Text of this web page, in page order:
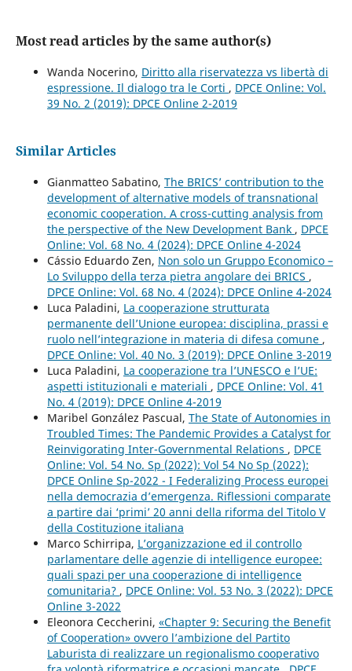
Most read articles by the same author(s)
Wanda Nocerino, Diritto alla riservatezza vs libertà di
espressione. Il dialogo tra le Corti , DPCE Online: Vol.
39 No. 2 (2019): DPCE Online 2-2019
Similar Articles
Gianmatteo Sabatino, The BRICS’ contribution to the
development of alternative models of transnational
economic cooperation. A cross-cutting analysis from
the perspective of the New Development Bank , DPCE
Online: Vol. 68 No. 4 (2024): DPCE Online 4-2024
Cássio Eduardo Zen, Non solo un Gruppo Economico –
Lo Sviluppo della terza pietra angolare dei BRICS ,
DPCE Online: Vol. 68 No. 4 (2024): DPCE Online 4-2024
Luca Paladini, La cooperazione strutturata
permanente dell’Unione europea: disciplina, prassi e
ruolo nell’integrazione in materia di difesa comune ,
DPCE Online: Vol. 40 No. 3 (2019): DPCE Online 3-2019
Luca Paladini, La cooperazione tra l’UNESCO e l’UE:
aspetti istituzionali e materiali , DPCE Online: Vol. 41
No. 4 (2019): DPCE Online 4-2019
Maribel González Pascual, The State of Autonomies in
Troubled Times: The Pandemic Provides a Catalyst for
Reinvigorating Inter-Governmental Relations , DPCE
Online: Vol. 54 No. Sp (2022): Vol 54 No Sp (2022):
DPCE Online Sp-2022 - I Federalizing Process europei
nella democrazia d’emergenza. Riflessioni comparate
a partire dai ‘primi’ 20 anni della riforma del Titolo V
della Costituzione italiana
Marco Schirripa, L’organizzazione ed il controllo
parlamentare delle agenzie di intelligence europee:
quali spazi per una cooperazione di intelligence
comunitaria? , DPCE Online: Vol. 53 No. 3 (2022): DPCE
Online 3-2022
Eleonora Ceccherini, «Chapter 9: Securing the Benefit
of Cooperation» ovvero l’ambizione del Partito
Laburista di realizzare un regionalismo cooperativo